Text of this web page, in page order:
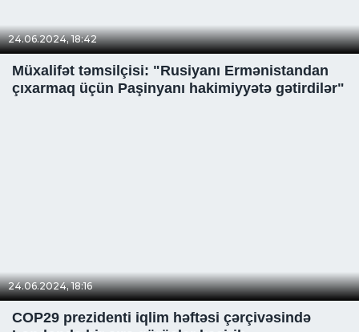
24.06.2024, 18:42
Müxalifət təmsilçisi: "Rusiyanı Ermənistandan
çıxarmaq üçün Paşinyanı hakimiyyətə gətirdilər"
24.06.2024, 18:16
COP29 prezidenti iqlim həftəsi çərçivəsində